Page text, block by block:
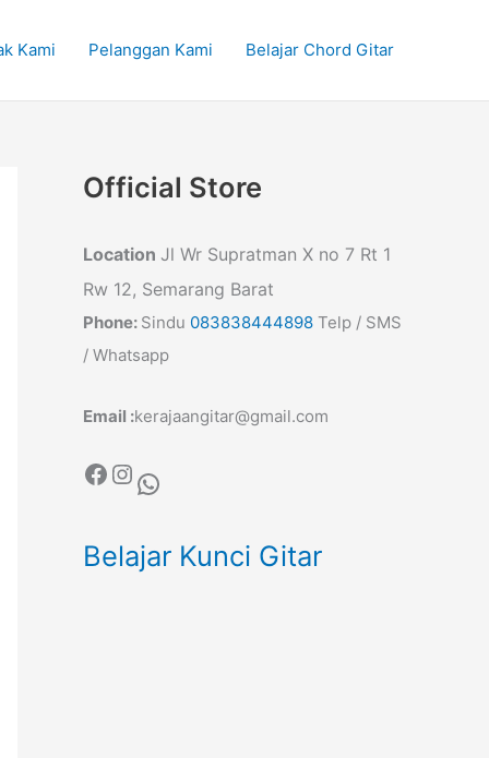
Kami Pelanggan Kami Belajar Chord Gitar
Official Store
Location Jl Wr Supratman X no 7 Rt 1
Rw 12, Semarang Barat
Phone: Sindu 083838444898 Telp / SMS
/ Whatsapp
Email :kerajaangitar@gmail.com
Facebook Instagram WhatsApp
Belajar Kunci Gitar